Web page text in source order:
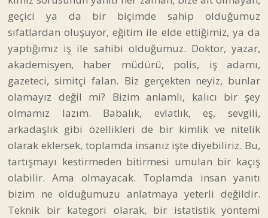
geçici ya da bir biçimde sahip olduğumuz
sıfatlardan oluşuyor, eğitim ile elde ettiğimiz, ya da
yaptığımız iş ile sahibi olduğumuz. Doktor, yazar,
akademisyen, haber müdürü, polis, iş adamı,
gazeteci, simitçi falan. Biz gerçekten neyiz, bunlar
olamayız değil mi? Bizim anlamlı, kalıcı bir şey
olmamız lazım. Babalık, evlatlık, eş, sevgili,
arkadaşlık gibi özellikleri de bir kimlik ve nitelik
olarak eklersek, toplamda insanız işte diyebiliriz. Bu,
tartışmayı kestirmeden bitirmesi umulan bir kaçış
olabilir. Ama olmayacak. Toplamda insan yanıtı
bizim ne olduğumuzu anlatmaya yeterli değildir.
Teknik bir kategori olarak, bir istatistik yöntemi